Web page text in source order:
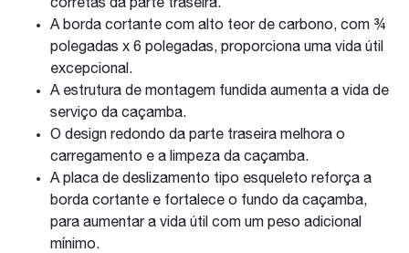
corretas da parte traseira.
A borda cortante com alto teor de carbono, com ¾
polegadas x 6 polegadas, proporciona uma vida útil
excepcional.
A estrutura de montagem fundida aumenta a vida de
serviço da caçamba.
O design redondo da parte traseira melhora o
carregamento e a limpeza da caçamba.
A placa de deslizamento tipo esqueleto reforça a
borda cortante e fortalece o fundo da caçamba,
para aumentar a vida útil com um peso adicional
mínimo.